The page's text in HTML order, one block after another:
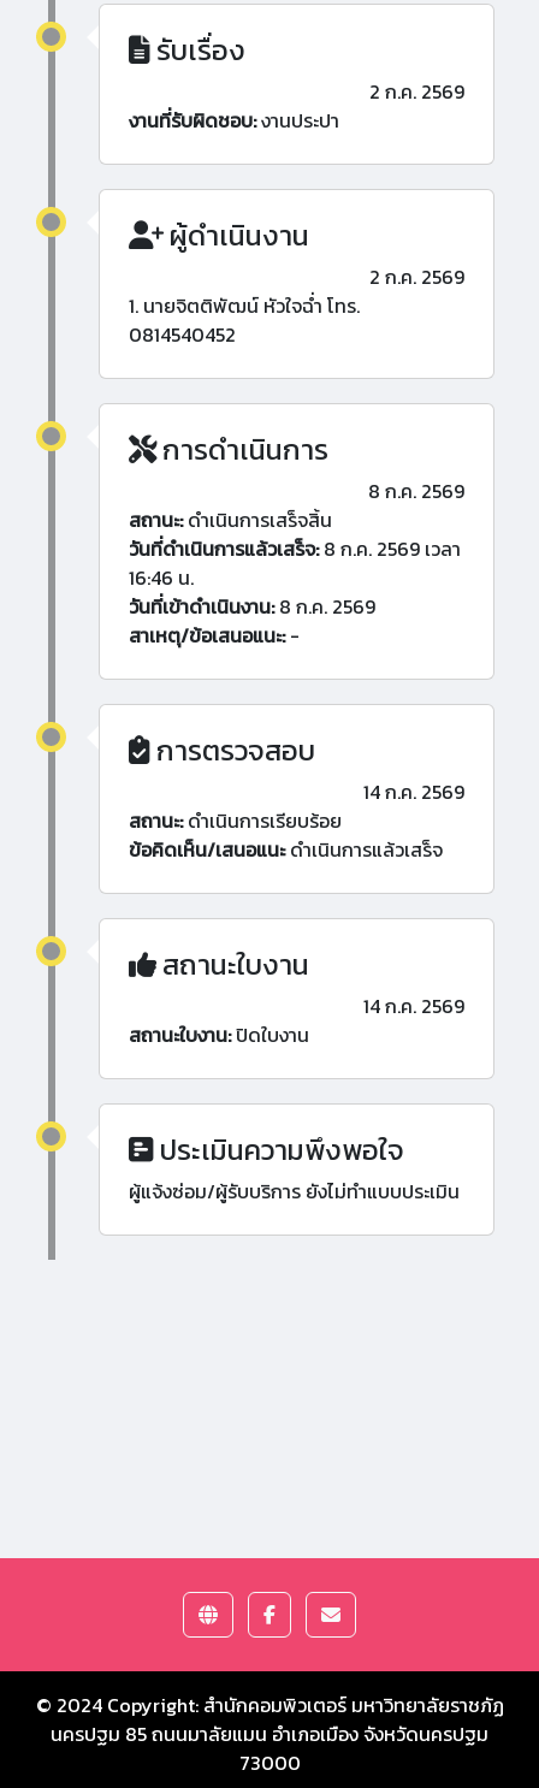
รับเรื่อง
2 ก.ค. 2569
งานที่รับผิดชอบ:งานประปา
ผู้ดำเนินงาน
2 ก.ค. 2569
1. นายจิตติพัฒน์ หัวใจฉ่ำ โทร.
0814540452
การดำเนินการ
8 ก.ค. 2569
สถานะ:ดำเนินการเสร็จสิ้น
วันที่ดำเนินการแล้วเสร็จ:8 ก.ค. 2569 เวลา
16:46 น.
วันที่เข้าดำเนินงาน:8 ก.ค. 2569
สาเหตุ/ข้อเสนอแนะ:-
การตรวจสอบ
14 ก.ค. 2569
สถานะ:ดำเนินการเรียบร้อย
ข้อคิดเห็น/เสนอแนะดำเนินการแล้วเสร็จ
สถานะใบงาน
14 ก.ค. 2569
สถานะใบงาน:ปิดใบงาน
ประเมินความพึงพอใจ
ผู้แจ้งซ่อม/ผู้รับบริการ ยังไม่ทำแบบประเมิน
© 2024 Copyright: สำนักคอมพิวเตอร์ มหาวิทยาลัยราชภัฏ
นครปฐม 85 ถนนมาลัยแมน อำเภอเมือง จังหวัดนครปฐม
73000